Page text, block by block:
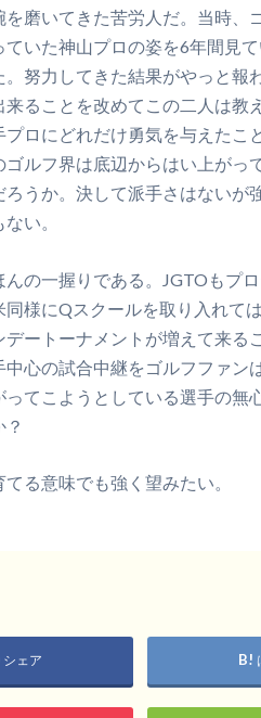
磨いてきた苦労人だ。当時、
いた神山プロの姿を6年間見て
努力してきた結果がやっと報
ることを改めてこの二人は教
ロにどれだけ勇気を与えたこ
ルフ界は底辺からはい上がっ
うか。決して派手さはないが
い。
の一握りである。JGTOもプ
様にQスクールを取り入れては
ートーナメントが増えて来る
心の試合中継をゴルフファン
てこようとしている選手の無
る意味でも強く望みたい。
シェア